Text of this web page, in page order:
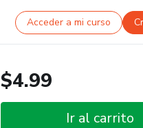
Acceder a mi curso
$4.99
Ir al carrito